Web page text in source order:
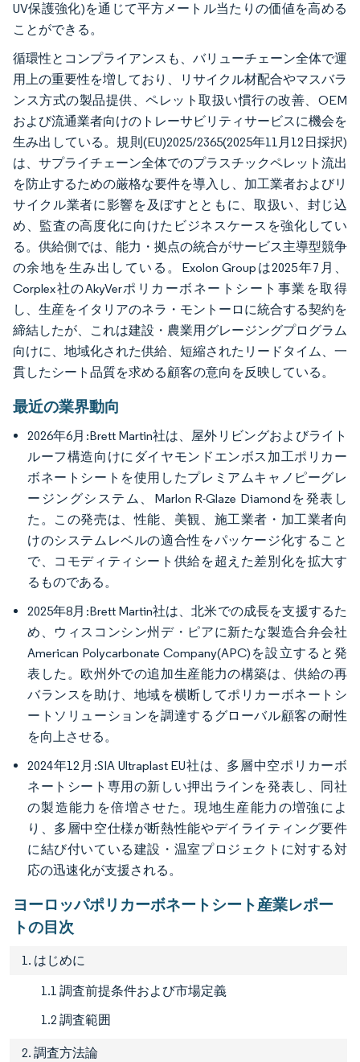
UV保護強化)を通じて平方メートル当たりの価値を高める
ことができる。
循環性とコンプライアンスも、バリューチェーン全体で運
用上の重要性を増しており、リサイクル材配合やマスバラ
ンス方式の製品提供、ペレット取扱い慣行の改善、OEM
および流通業者向けのトレーサビリティサービスに機会を
生み出している。規則(EU)2025/2365(2025年11月12日採択)
は、サプライチェーン全体でのプラスチックペレット流出
を防止するための厳格な要件を導入し、加工業者およびリ
サイクル業者に影響を及ぼすとともに、取扱い、封じ込
め、監査の高度化に向けたビジネスケースを強化してい
る。供給側では、能力・拠点の統合がサービス主導型競争
の余地を生み出している。Exolon Groupは2025年7月、
Corplex社のAkyVerポリカーボネートシート事業を取得
し、生産をイタリアのネラ・モントーロに統合する契約を
締結したが、これは建設・農業用グレージングプログラム
向けに、地域化された供給、短縮されたリードタイム、一
貫したシート品質を求める顧客の意向を反映している。
最近の業界動向
2026年6月:Brett Martin社は、屋外リビングおよびライト
ルーフ構造向けにダイヤモンドエンボス加工ポリカー
ボネートシートを使用したプレミアムキャノピーグレ
ージングシステム、Marlon R-Glaze Diamondを発表し
た。この発売は、性能、美観、施工業者・加工業者向
けのシステムレベルの適合性をパッケージ化すること
で、コモディティシート供給を超えた差別化を拡大す
るものである。
2025年8月:Brett Martin社は、北米での成長を支援するた
め、ウィスコンシン州デ・ピアに新たな製造合弁会社
American Polycarbonate Company(APC)を設立すると発
表した。欧州外での追加生産能力の構築は、供給の再
バランスを助け、地域を横断してポリカーボネートシ
ートソリューションを調達するグローバル顧客の耐性
を向上させる。
2024年12月:SIA Ultraplast EU社は、多層中空ポリカーボ
ネートシート専用の新しい押出ラインを発表し、同社
の製造能力を倍増させた。現地生産能力の増強によ
り、多層中空仕様が断熱性能やデイライティング要件
に結び付いている建設・温室プロジェクトに対する対
応の迅速化が支援される。
ヨーロッパポリカーボネートシート産業レポー
トの目次
1. はじめに
1.1 調査前提条件および市場定義
1.2 調査範囲
2. 調査方法論